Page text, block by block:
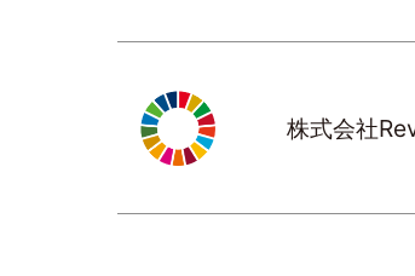
株式会社